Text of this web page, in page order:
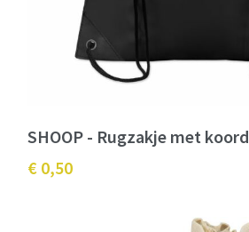
SHOOP - Rugzakje met koord
€ 0,50